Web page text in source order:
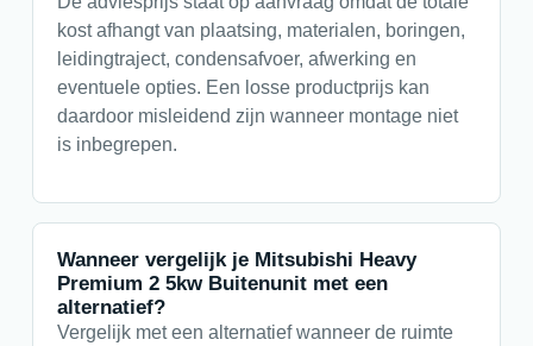
kost afhangt van plaatsing, materialen, boringen,
leidingtraject, condensafvoer, afwerking en
eventuele opties. Een losse productprijs kan
daardoor misleidend zijn wanneer montage niet
is inbegrepen.
Wanneer vergelijk je Mitsubishi Heavy
Premium 2 5kw Buitenunit met een
alternatief?
Vergelijk met een alternatief wanneer de ruimte